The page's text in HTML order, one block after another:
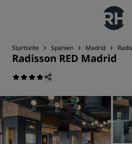
Startseite Spanien Madrid
Radisson RED Madrid